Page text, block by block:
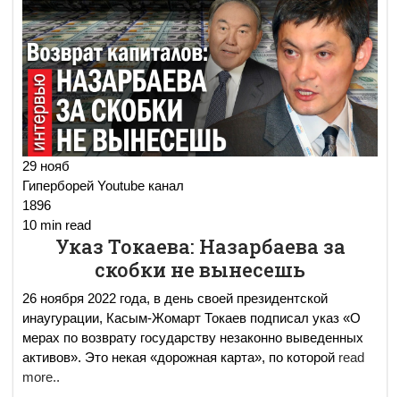
29 нояб
Гиперборей Youtube канал
1896
10 min read
Указ Токаева: Назарбаева за
скобки не вынесешь
26 ноября 2022 года, в день своей президентской
инаугурации, Касым-Жомарт Токаев подписал указ «О
мерах по возврату государству незаконно выведенных
активов». Это некая «дорожная карта», по которой read
more..